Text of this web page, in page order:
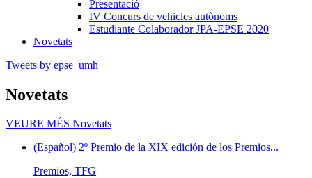
Presentació
IV Concurs de vehicles autònoms
Estudiante Colaborador JPA-EPSE 2020
Novetats
Tweets by epse_umh
Novetats
VEURE MÉS Novetats
(Español) 2º Premio de la XIX edición de los Premios...
Premios, TFG